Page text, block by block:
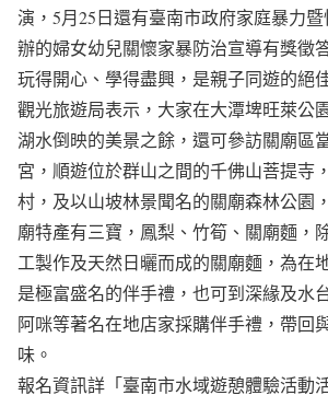
演，5月25日還有臺南市政府家庭暴力
辦的婦女幼兒關懷家暴防治宣導有獎徵
玩得開心、學得盡興，是親子同遊的絕
觀光旅遊局表示，大家在大潭埤旺萊公
湖水倒映的美景之餘，還可參訪關廟區
宮，順遊位於群山之間的千佛山菩提寺
村，及以山坡林景聞名的關廟森林公園
廟特產有三寶，鳳梨、竹筍、關廟麵，
工製作及天然日曬而成的關廟麵，為在
是極富盛名的伴手禮，也可到深緣及水
阿咪等著名在地店家採購伴手禮，帶回
味。
報名資訊詳「臺南市水域遊憩體驗活動